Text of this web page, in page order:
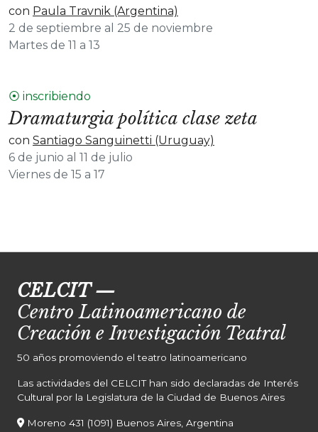
con Paula Travnik (Argentina)
2 de septiembre al 25 de noviembre
Martes de 11 a 13
⦿ inscribiendo
Dramaturgia política clase zeta
con Santiago Sanguinetti (Uruguay)
6 de junio al 11 de julio
Viernes de 15 a 17
CELCIT—
Centro Latinoamericano de
Creación e Investigación Teatral
50 años promoviendo el teatro latinoamericano
Las actividades del CELCIT han sido declaradas de Interés
Cultural por la Legislatura de la Ciudad de Buenos Aires
Moreno 431 (1091) Buenos Aires, Argentina